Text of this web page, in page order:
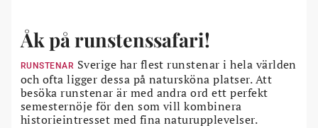
Åk på runstenssafari!
RUNSTENAR Sverige har flest runstenar i hela världen
och ofta ligger dessa på natursköna platser. Att
besöka runstenar är med andra ord ett perfekt
semesternöje för den som vill kombinera
historieintresset med fina naturupplevelser.